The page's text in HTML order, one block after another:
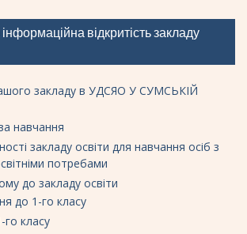
відкритість закладу
закладу в УДСЯО У СУМСЬКІЙ
навчання
закладу освіти для навчання осіб з
потребами
до закладу освіти
до 1-го класу
го класу